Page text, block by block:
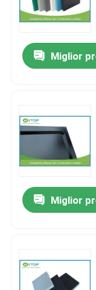
Miglior
Miglior